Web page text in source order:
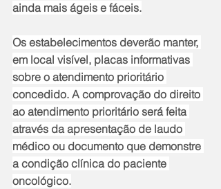
ainda mais ágeis e fáceis.
Os estabelecimentos deverão manter,
em local visível, placas informativas
sobre o atendimento prioritário
concedido. A comprovação do direito
ao atendimento prioritário será feita
através da apresentação de laudo
médico ou documento que demonstre
a condição clínica do paciente
oncológico.